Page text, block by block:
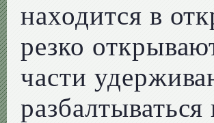
находится в
резко
части